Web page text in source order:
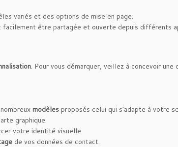
variés et des options de mise en page.
être partagée et ouverte depuis différents
. Pour vous démarquer, veillez à concevoir
modèles proposés celui qui s’adapte à votre
graphique.
votre identité visuelle.
de vos données de contact.